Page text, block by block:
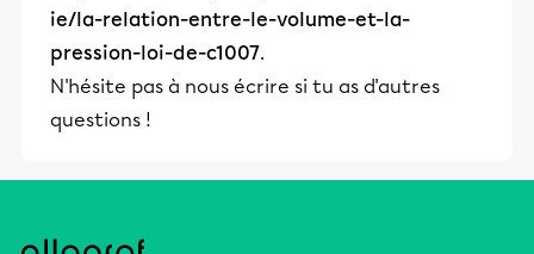
ie/la-relation-entre-le-volume-et-la-
pression-loi-de-c1007.
N'hésite pas à nous écrire si tu as d'autres
questions !